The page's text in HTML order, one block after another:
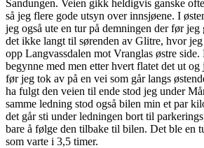
Sandungen. Veien gikk heldigvis ganske
så jeg flere gode utsyn over innsjøene. I
jeg også ute en tur på demningen der før
det ikke langt til sørenden av Glitre, hvor
opp Langvassdalen mot Vranglas østre
begynne med men etter hvert flatet det ut og
før jeg tok av på en vei som går langs
ha fulgt den veien til ende stod jeg under
samme ledning stod også bilen min et par
det går sti under ledningen bort til
bare å følge den tilbake til bilen. Det ble en
som varte i 3,5 timer.